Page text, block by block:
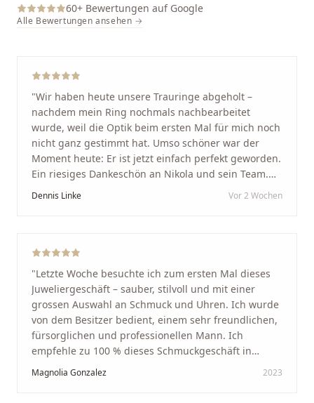
60+ Bewertungen auf Google
Alle Bewertungen ansehen →
"Wir haben heute unsere Trauringe abgeholt –
nachdem mein Ring nochmals nachbearbeitet
wurde, weil die Optik beim ersten Mal für mich noch
nicht ganz gestimmt hat. Umso schöner war der
Moment heute: Er ist jetzt einfach perfekt geworden.
Ein riesiges Dankeschön an Nikola und sein Team.
Vom ersten Termin an wurden wir jedes Mal
Arbeit und seine Kunden wirklich am Herzen liegen.
Wer Unikate, handwerkliche Qualität, persönlichen
Service und echte Herzlichkeit schätzt, ist hier genau
richtig."
Dennis Linke Vor 2 Wochen
"Letzte Woche besuchte ich zum ersten Mal dieses
Juweliergeschäft – sauber, stilvoll und mit einer
grossen Auswahl an Schmuck und Uhren. Ich wurde
von dem Besitzer bedient, einem sehr freundlichen,
fürsorglichen und professionellen Mann. Ich
empfehle zu 100 % dieses Schmuckgeschäft in
Schaffhausen. Ich selbst war sehr zufrieden und
glücklich mit der Behandlung. Ich danke Ihnen – ich
Magnolia Gonzalez 2023